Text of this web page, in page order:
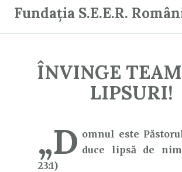
Fundația S.E.E.R.
ÎNVINGE
LIPSURI!
„D omnul este
duce lipsă de
23:1)